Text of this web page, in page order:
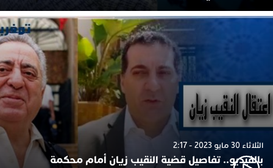
الثلاثاء 30 مايو 2023 - 2:17
بالفيديو.. تفاصيل قضية النقيب زيان أمام محكمة